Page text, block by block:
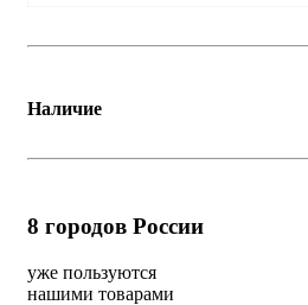
Наличие
8 городов России
уже пользуются
нашими товарами